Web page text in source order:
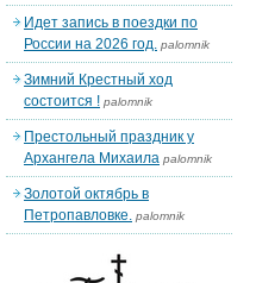
Идет запись в поездки по
России на 2026 год. palomnik
Зимний Крестный ход
состоится ! palomnik
Престольный праздник у
Архангела Михаила palomnik
Золотой октябрь в
Петропавловке. palomnik